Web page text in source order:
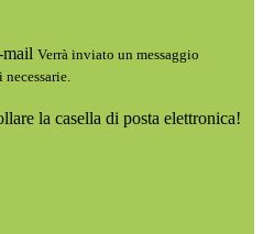
Verrà inviato un messaggio
la casella di posta elettronica!